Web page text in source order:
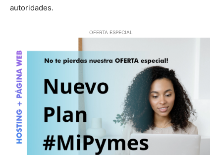
autoridades.
OFERTA ESPECIAL